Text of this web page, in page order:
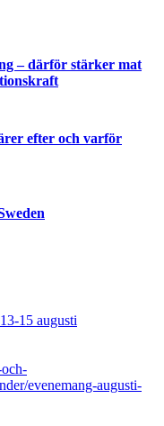
– därför stärker mat
efter och varför
15 augusti
evenemang-augusti-